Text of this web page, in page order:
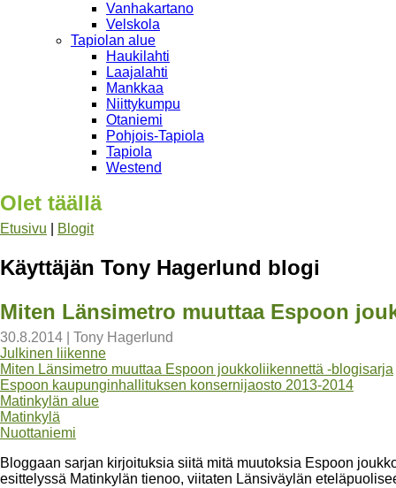
Vanhakartano
Velskola
Tapiolan alue
Haukilahti
Laajalahti
Mankkaa
Niittykumpu
Otaniemi
Pohjois-Tapiola
Tapiola
Westend
Olet täällä
Etusivu Blogit
Käyttäjän Tony Hagerlund blogi
Miten Länsimetro muuttaa Espoon
30.8.2014
Tony Hagerlund
Julkinen liikenne
Miten Länsimetro muuttaa Espoon joukkoliikennettä -blogisarja
Espoon kaupunginhallituksen konsernijaosto 2013-2014
Matinkylän alue
Matinkylä
Nuottaniemi
Bloggaan sarjan kirjoituksia siitä mitä muutoksia Espoon
esittelyssä Matinkylän tienoo, viitaten Länsiväylän